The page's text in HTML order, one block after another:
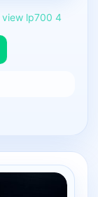
view lp700 4